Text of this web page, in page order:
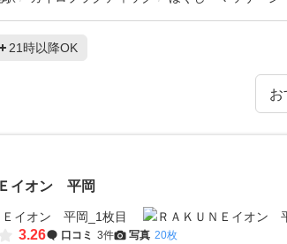
21時以降OK
イオン 平岡
3.26 口コミ 3件 写真 20枚